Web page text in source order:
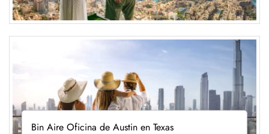
Bin Aire Oficina de Austin en Texas